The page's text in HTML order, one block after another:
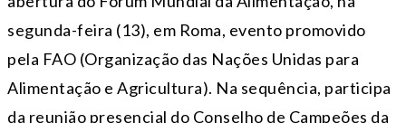
segunda-feira (13), em Roma, evento promovido
pela FAO (Organização das Nações Unidas para
Alimentação e Agricultura). Na sequência, participa
da reunião presencial do Conselho de Campeões da